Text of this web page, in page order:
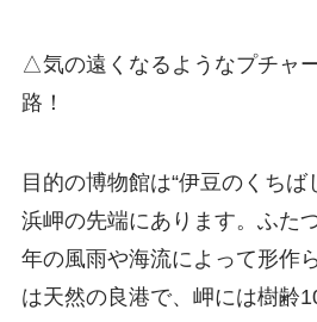
△気の遠くなるようなプチャ
路！
目的の博物館は“伊豆のくちば
浜岬の先端にあります。ふた
年の風雨や海流によって形作
は天然の良港で、岬には樹齢